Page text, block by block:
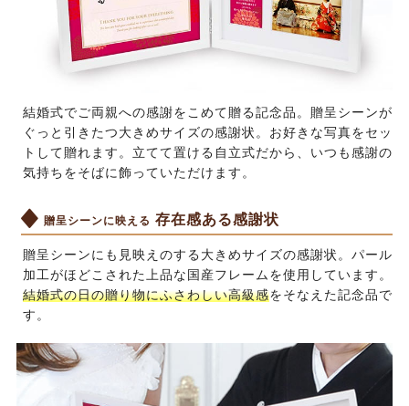
結婚式でご両親への感謝をこめて贈る記念品。贈呈シーンが
ぐっと引きたつ大きめサイズの感謝状。お好きな写真をセッ
トして贈れます。立てて置ける自立式だから、いつも感謝の
気持ちをそばに飾っていただけます。
贈呈シーンに映える 存在感ある感謝状
贈呈シーンにも見映えのする大きめサイズの感謝状。パール
加工がほどこされた上品な国産フレームを使用しています。
結婚式の日の贈り物にふさわしい高級感をそなえた記念品で
す。